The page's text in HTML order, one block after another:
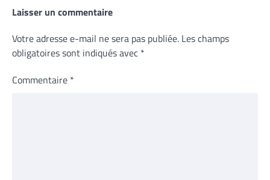
Laisser un commentaire
Votre adresse e-mail ne sera pas publiée. Les champs
obligatoires sont indiqués avec *
Commentaire *